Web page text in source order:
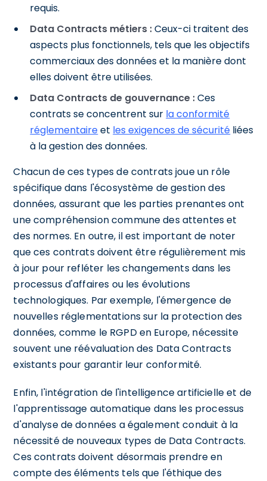
requis.
Data Contracts métiers :Ceux-ci traitent des
aspects plus fonctionnels, tels que les objectifs
commerciaux des données et la manière dont
elles doivent être utilisées.
Data Contracts de gouvernance :Ces
contrats se concentrent sur la conformité
réglementaireet les exigences de sécurité liées
à la gestion des données.
Chacun de ces types de contrats joue un rôle
spécifique dans l'écosystème de gestion des
données, assurant que les parties prenantes ont
une compréhension commune des attentes et
des normes. En outre, il est important de noter
que ces contrats doivent être régulièrement mis
à jour pour refléter les changements dans les
processus d'affaires ou les évolutions
technologiques. Par exemple, l'émergence de
nouvelles réglementations sur la protection des
données, comme le RGPD en Europe, nécessite
souvent une réévaluation des Data Contracts
existants pour garantir leur conformité.
Enfin, l'intégration de l'intelligence artificielle et de
l'apprentissage automatique dans les processus
d'analyse de données a également conduit à la
nécessité de nouveaux types de Data Contracts.
Ces contrats doivent désormais prendre en
compte des éléments tels que l'éthique des